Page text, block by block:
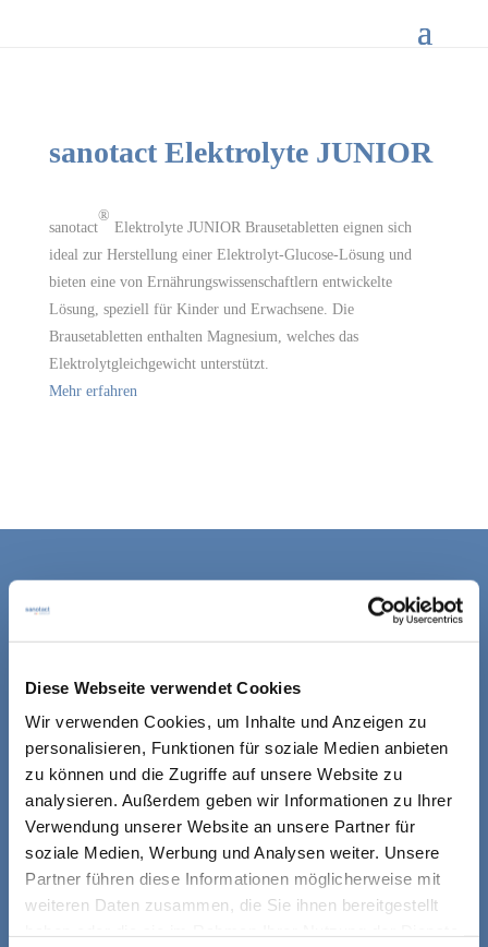
Diese Webseite verwendet Cookies
Wir verwenden Cookies, um Inhalte und Anzeigen zu
personalisieren, Funktionen für soziale Medien anbieten
zu können und die Zugriffe auf unsere Website zu
analysieren. Außerdem geben wir Informationen zu Ihrer
Verwendung unserer Website an unsere Partner für
soziale Medien, Werbung und Analysen weiter. Unsere
Partner führen diese Informationen möglicherweise mit
weiteren Daten zusammen, die Sie ihnen bereitgestellt
sanotact Elektrolyte JUNIOR
sanotact
®
Elektrolyte JUNIOR Brausetabletten eignen sich
ideal zur Herstellung einer Elektrolyt-Glucose-Lösung und
bieten eine von Ernährungswissenschaftlern entwickelte
Lösung, speziell für Kinder und Erwachsene. Die
Brausetabletten enthalten Magnesium, welches das
Elektrolytgleichgewicht unterstützt.
Mehr erfahren
Hessenweg 10
48157 Münster
Fon: +49 (0)251 1421.0
Fax: +49 (0)251 142156.339
E-Mail:info@sanotact.de
MARKEN